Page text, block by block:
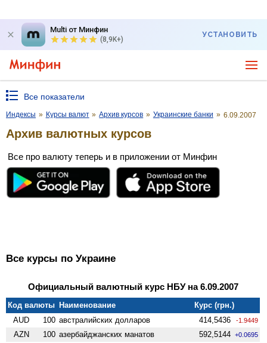
Multi от Минфин
(8,9K+)
УСТАНОВИТЬ
Все показатели
Индексы » Курсы валют » Архив курсов » Украинские банки » 6.09.2007
Архив валютных курсов
Все про валюту теперь и в приложении от Минфин
Все курсы по Украине
Официальный валютный курс НБУ на 6.09.2007
Код валюты Наименование
Курс (грн.)
AUD
100 австралийских долларов 414,5436 -1.9449
AZN 100 азербайджанских манатов 592,5144 +0.0695